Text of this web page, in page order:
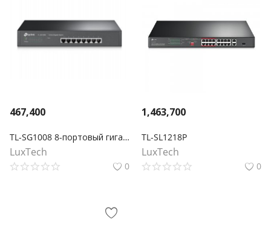
467,400
TL-SG1008 8-портовый гигабитный настольный/монтируемый в стойку коммутатор
LuxTech
0
1,463,700
TL-SL1218P
LuxTech
0